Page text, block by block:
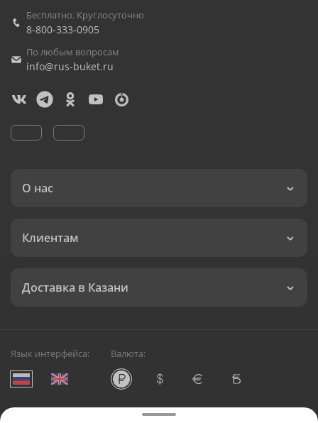
Бесплатно. Круглосуточно
8-800-333-0905
По любым вопросам
info@rus-buket.ru
О нас
Клиентам
Доставка в Казани
Язык интерфейса: Валюта:
Служба круглосуточной доставки цветов в Казани